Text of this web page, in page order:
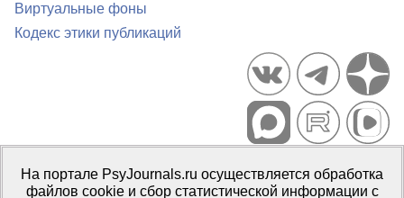
Виртуальные фоны
Кодекс этики публикаций
Портал психологических изданий PsyJournals.ru, 2007–2026
Правила использования материалов
На портале PsyJournals.ru осуществляется обработка
файлов cookie и сбор статистической информации с